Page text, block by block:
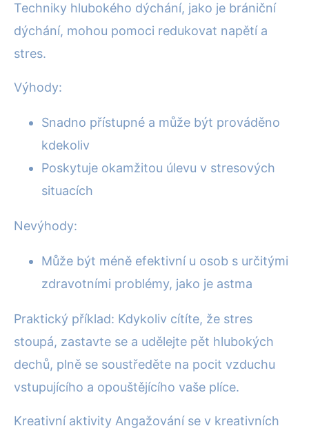
Techniky hlubokého dýchání, jako je brániční
dýchání, mohou pomoci redukovat napětí a
stres.
Výhody:
Snadno přístupné a může být prováděno
kdekoliv
Poskytuje okamžitou úlevu v stresových
situacích
Nevýhody:
Může být méně efektivní u osob s určitými
zdravotními problémy, jako je astma
Praktický příklad: Kdykoliv cítíte, že stres
stoupá, zastavte se a udělejte pět hlubokých
dechů, plně se soustředěte na pocit vzduchu
vstupujícího a opouštějícího vaše plíce.
Kreativní aktivity Angažování se v kreativních